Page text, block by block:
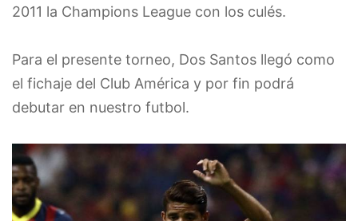
2011 la Champions League con los culés.
Para el presente torneo, Dos Santos llegó como
el fichaje del Club América y por fin podrá
debutar en nuestro futbol.